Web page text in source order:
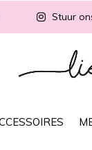
Stuur